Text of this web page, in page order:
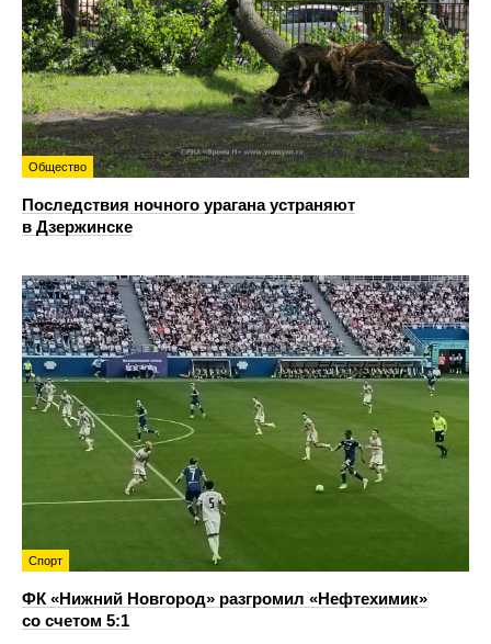
Общество
Последствия ночного урагана устраняют
в Дзержинске
Спорт
ФК «Нижний Новгород» разгромил «Нефтехимик»
со счетом 5:1